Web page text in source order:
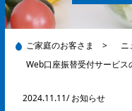
ご家庭のお客さま > ニ
Web口座振替受付サービス
2024.11.11/お知らせ